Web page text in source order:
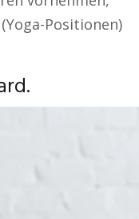
Positionen)